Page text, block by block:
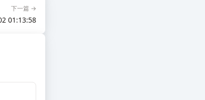
下一篇 →
01:13:58